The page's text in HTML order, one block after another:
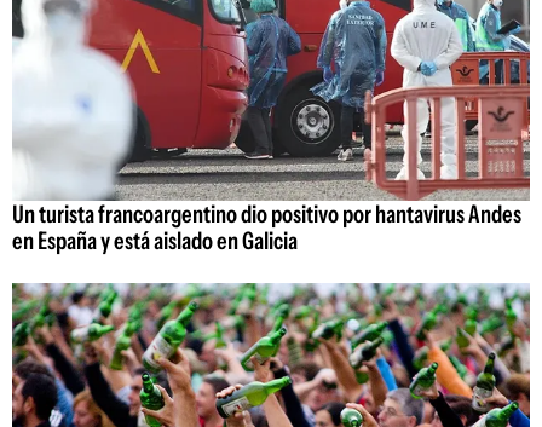
Un turista francoargentino dio positivo por hantavirus Andes
en España y está aislado en Galicia